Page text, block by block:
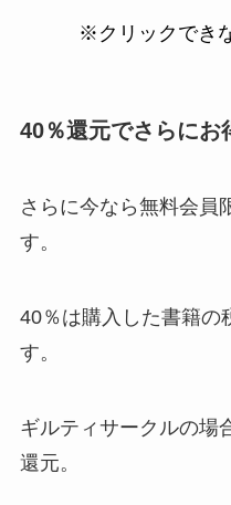
※クリックでき
40％還元でさらにお
さらに今なら無料会員
す。
40％は購入した書籍の
す。
ギルティサークルの場
還元。